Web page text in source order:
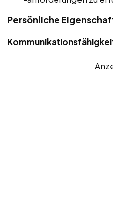
Persönliche